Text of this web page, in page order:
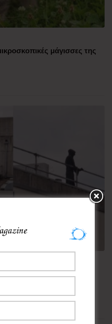
μάγισσες της
σκαρφάλωσε στην
πανικό